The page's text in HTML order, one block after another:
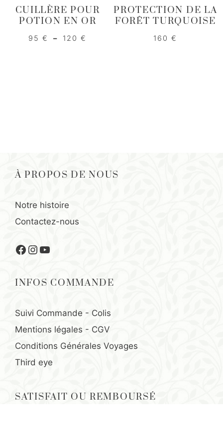
CUILLÈRE POUR
POTION EN OR
95€ – 120€
PROTECTION DE LA
FORÊT TURQUOISE
160€
À PROPOS DE NOUS
Notre histoire
Contactez-nous
Facebook
Instagram
YouTube
INFOS COMMANDE
Suivi Commande - Colis
Mentions légales - CGV
Conditions Générales Voyages
Third eye
SATISFAIT OU REMBOURSÉ